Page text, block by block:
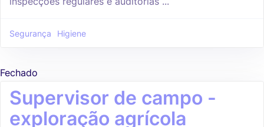
Segurança Higiene
Fechado
Supervisor de campo -
exploração agrícola